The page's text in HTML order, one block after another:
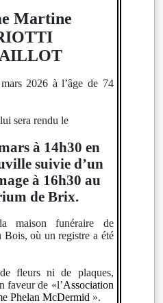
Martine
2026 à l’âge de 74
sera rendu le
à 14h30 en
suivie d’un
à 16h30 au
de Brix.
maison funéraire de
où un registre a été
fleurs ni de plaques,
faveur de «l’Association
Phelan McDermid ».